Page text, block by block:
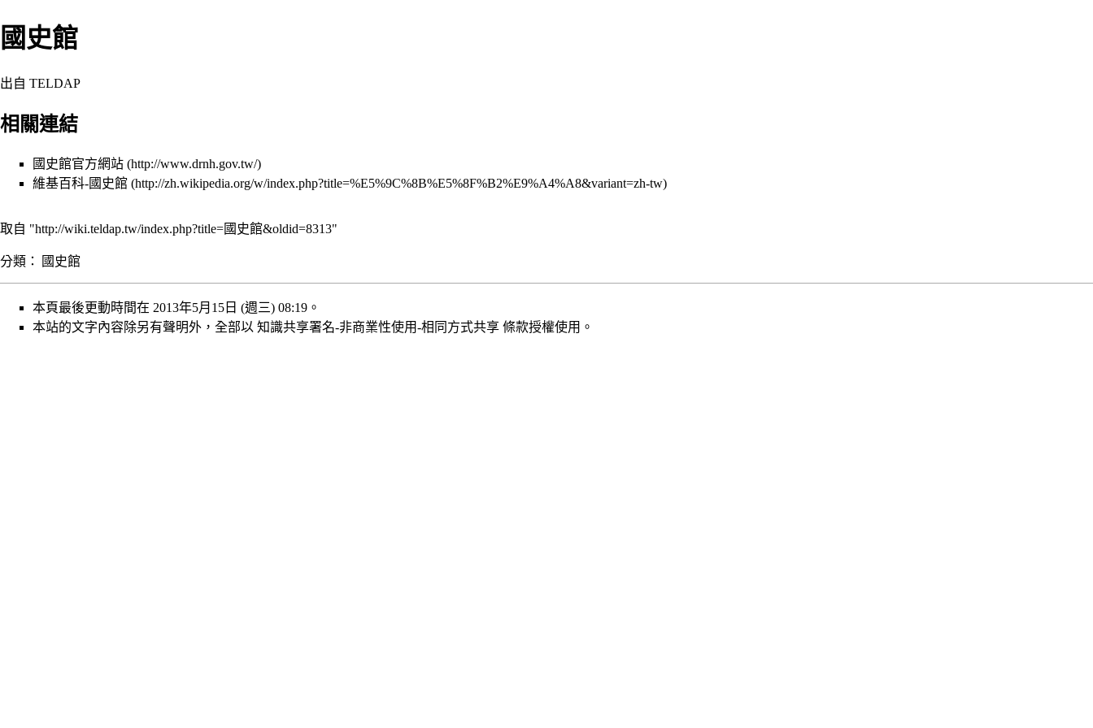
國史館
出自 TELDAP
相關連結
國史館官方網站
維基百科-國史館
取自 "http://wiki.teldap.tw/index.php?title=國史館&oldid=8313"
分類 ： 國史館
本頁最後更動時間在 2013年5月15日 (週三) 08:19。
本站的文字內容除另有聲明外，全部以 知識共享署名-非商業性使用-相同方式共享 條款授權使用。